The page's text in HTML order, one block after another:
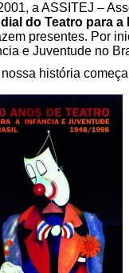
a ASSITEJ –
do Teatro para
presentes. Por
e Juventude no
nossa história